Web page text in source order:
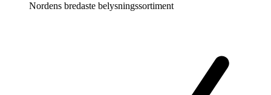
Nordens bredaste belysningssortiment